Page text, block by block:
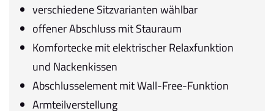
verschiedene Sitzvarianten wählbar
offener Abschluss mit Stauraum
Komfortecke mit elektrischer Relaxfunktion
und Nackenkissen
Abschlusselement mit Wall-Free-Funktion
Armteilverstellung